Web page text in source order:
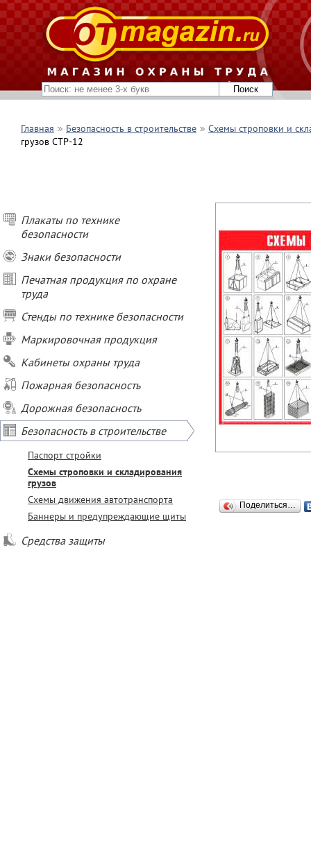
Главная Безопасность в строительстве
Схемы строповки и
грузов СТР-12
Плакаты по технике
безопасности
Знаки безопасности
Печатная продукция по охране
труда
Стенды по технике безопасности
Маркировочная продукция
Кабинеты охраны труда
Пожарная безопасность
Дорожная безопасность
Безопасность в строительстве
Паспорт стройки
Схемы строповки и складирования
грузов
Схемы движения автотранспорта
Баннеры и предупреждающие щиты
Средства защиты
Поделиться…